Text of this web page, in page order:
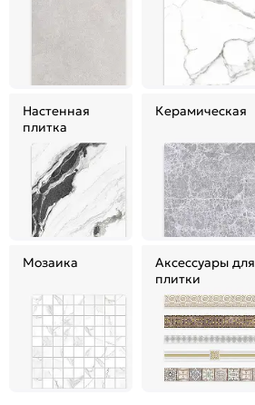
Настенная
плитка
Керамическая
Мозаика
Аксессуары для
плитки